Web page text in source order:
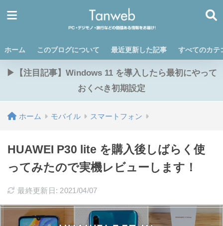
ホーム このブログについて 最近更新した記事 すべてのカテ
▶【注目記事】Windows 11 を導入したら最初にやって
おくべき初期設定
ホーム モバイル スマートフォン
HUAWEI P30 lite を購入後しばらく使
ってみたので実機レビューします！
最終更新日: 2021/04/07